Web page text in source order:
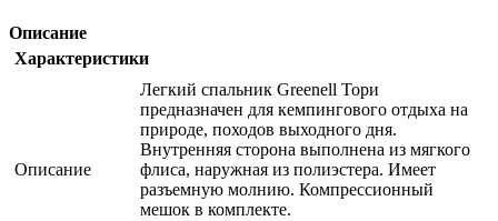
Описание
Характеристики
Описание
Легкий спальник Greenell Тори
предназначен для кемпингового отдыха на
природе, походов выходного дня.
Внутренняя сторона выполнена из мягкого
флиса, наружная из полиэстера. Имеет
разъемную молнию. Компрессионный
мешок в комплекте.